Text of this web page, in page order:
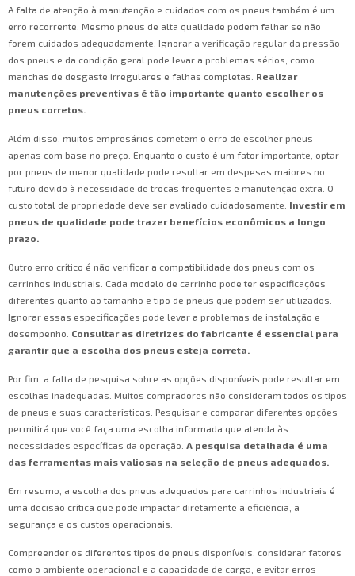
A falta de atenção à manutenção e cuidados com os pneus também é um
erro recorrente. Mesmo pneus de alta qualidade podem falhar se não
forem cuidados adequadamente. Ignorar a verificação regular da pressão
dos pneus e da condição geral pode levar a problemas sérios, como
manchas de desgaste irregulares e falhas completas. Realizar
manutenções preventivas é tão importante quanto escolher os
pneus corretos.
Além disso, muitos empresários cometem o erro de escolher pneus
apenas com base no preço. Enquanto o custo é um fator importante, optar
por pneus de menor qualidade pode resultar em despesas maiores no
futuro devido à necessidade de trocas frequentes e manutenção extra. O
custo total de propriedade deve ser avaliado cuidadosamente. Investir em
pneus de qualidade pode trazer benefícios econômicos a longo
prazo.
Outro erro crítico é não verificar a compatibilidade dos pneus com os
carrinhos industriais. Cada modelo de carrinho pode ter especificações
diferentes quanto ao tamanho e tipo de pneus que podem ser utilizados.
Ignorar essas especificações pode levar a problemas de instalação e
desempenho. Consultar as diretrizes do fabricante é essencial para
garantir que a escolha dos pneus esteja correta.
Por fim, a falta de pesquisa sobre as opções disponíveis pode resultar em
escolhas inadequadas. Muitos compradores não consideram todos os tipos
de pneus e suas características. Pesquisar e comparar diferentes opções
permitirá que você faça uma escolha informada que atenda às
necessidades específicas da operação. A pesquisa detalhada é uma
das ferramentas mais valiosas na seleção de pneus adequados.
Em resumo, a escolha dos pneus adequados para carrinhos industriais é
uma decisão crítica que pode impactar diretamente a eficiência, a
segurança e os custos operacionais.
Compreender os diferentes tipos de pneus disponíveis, considerar fatores
como o ambiente operacional e a capacidade de carga, e evitar erros